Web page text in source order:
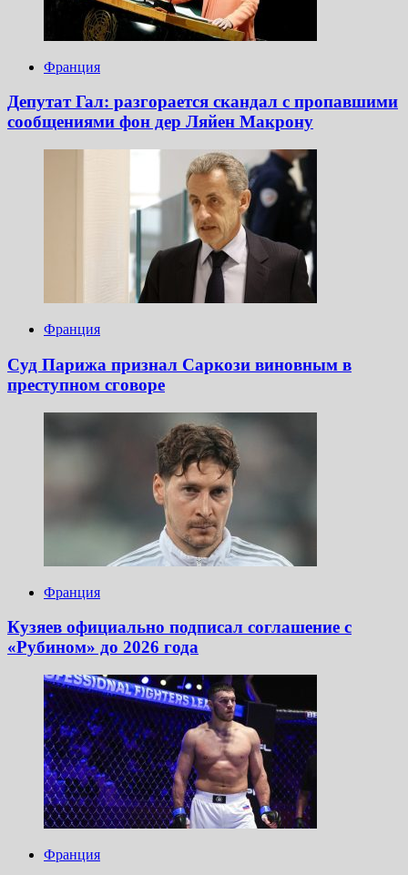
Франция
Депутат Гал: разгорается скандал с пропавшими
сообщениями фон дер Ляйен Макрону
Франция
Суд Парижа признал Саркози виновным в
преступном сговоре
Франция
Кузяев официально подписал соглашение с
«Рубином» до 2026 года
Франция